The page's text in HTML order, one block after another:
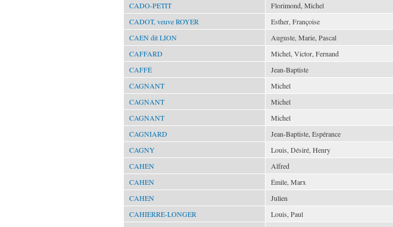
CADO-PETIT
Florimond, Michel
CADOT, veuve ROYER
Esther, Françoise
CAEN dit LION
Auguste, Marie, Pascal
CAFFARD
Michel, Victor, Fernand
CAFFÉ
Jean-Baptiste
CAGNANT
Michel
CAGNANT
Michel
CAGNANT
Michel
CAGNIARD
Jean-Baptiste, Espérance
CAGNY
Louis, Désiré, Henry
CAHEN
Alfred
CAHEN
Émile, Marx
CAHEN
Julien
CAHIERRE-LONGER
Louis, Paul